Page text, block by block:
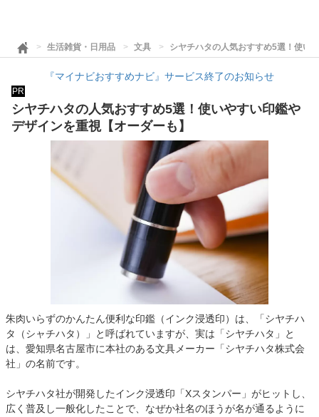
生活雑貨・日用品 文具 シヤチハタの人気おすすめ5選！使い
『マイナビおすすめナビ』サービス終了のお知らせ
PR
シヤチハタの人気おすすめ5選！使いやすい印鑑や
デザインを重視【オーダーも】
朱肉いらずのかんたん便利な印鑑（インク浸透印）は、「シヤチハ
タ（シャチハタ）」と呼ばれていますが、実は「シヤチハタ」と
は、愛知県名古屋市に本社のある文具メーカー「シヤチハタ株式会
社」の名前です。
シヤチハタ社が開発したインク浸透印「Xスタンパー」がヒットし、
広く普及し一般化したことで、なぜか社名のほうが名が通るように